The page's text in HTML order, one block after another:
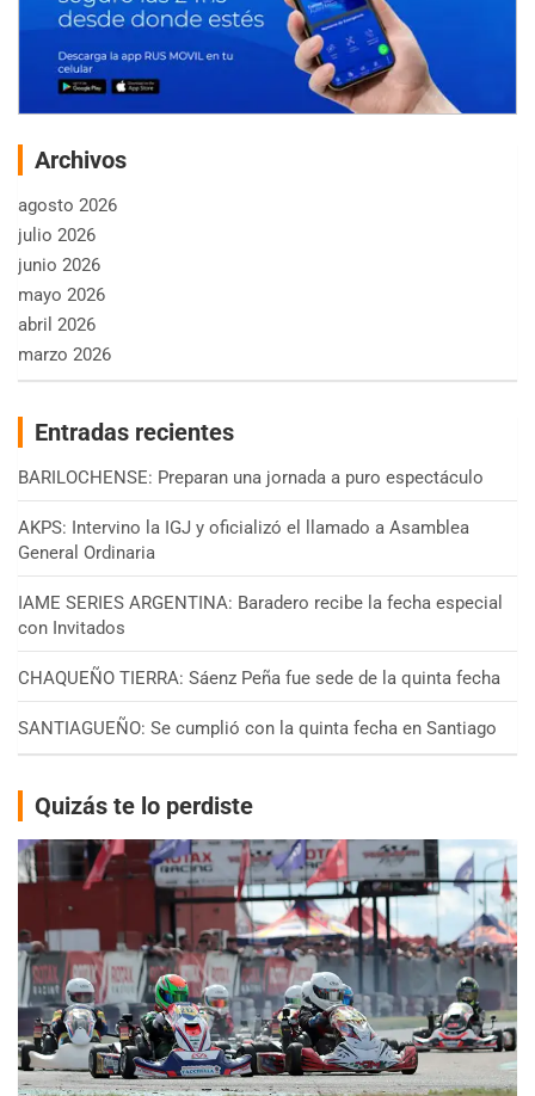
Archivos
agosto 2026
julio 2026
junio 2026
mayo 2026
abril 2026
marzo 2026
Entradas recientes
BARILOCHENSE: Preparan una jornada a puro espectáculo
AKPS: Intervino la IGJ y oficializó el llamado a Asamblea
General Ordinaria
IAME SERIES ARGENTINA: Baradero recibe la fecha especial
con Invitados
CHAQUEÑO TIERRA: Sáenz Peña fue sede de la quinta fecha
SANTIAGUEÑO: Se cumplió con la quinta fecha en Santiago
Quizás te lo perdiste